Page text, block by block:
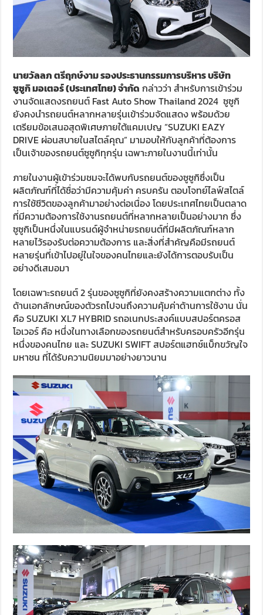
นายวัลลภ ตรีฤกษ์งาม รองประธานกรรมการบริหาร บริษัท
ซูซูกิ มอเตอร์ (ประเทศไทย) จำกัด กล่าวว่า สำหรับการเข้าร่วม
งานจัดแสดงรถยนต์ Fast Auto Show Thailand 2024 ซูซูกิ
ยังคงนำรถยนต์หลากหลายรุ่นเข้าร่วมจัดแสดง พร้อมด้วย
เตรียมข้อเสนอสุดพิเศษภายใต้แคมเปญ “SUZUKI EAZY
DRIVE ผ่อนสบายในสไตล์คุณ” มามอบให้กับลูกค้าที่ต้องการ
เป็นเจ้าของรถยนต์ซูซูกิทุกรุ่น เฉพาะภายในงานนี้เท่านั้น
ภายในงานผู้เข้าร่วมชมจะได้พบกับรถยนต์ของซูซูกิซึ่งเป็น
ผลิตภัณฑ์ที่ได้ชื่อว่ามีความคุ้มค่า ครบครัน ตอบโจทย์ไลฟ์สไตล์
การใช้ชีวิตของลูกค้ามาอย่างต่อเนื่อง โดยประเทศไทยเป็นตลาด
ที่มีความต้องการใช้งานรถยนต์ที่หลากหลายเป็นอย่างมาก ซึ่ง
ซูซูกิเป็นหนึ่งในแบรนด์ผู้จำหน่ายรถยนต์ที่มีผลิตภัณฑ์หลาก
หลายไว้รองรับต่อความต้องการ และสิ่งที่สำคัญคือมีรถยนต์
หลายรุ่นที่เข้าไปอยู่ในใจของคนไทยและยังได้การตอบรับเป็น
อย่างดีเสมอมา
โดยเฉพาะรถยนต์ 2 รุ่นของซูซูกิที่ยังคงสร้างความแตกต่าง ทั้ง
ด้านเอกลักษณ์ของตัวรถไปจนถึงความคุ้มค่าด้านการใช้งาน นั่น
คือ SUZUKI XL7 HYBRID รถอเนกประสงค์แบบสปอร์ตครอส
โอเวอร์ คือ หนึ่งในทางเลือกของรถยนต์สำหรับครอบครัวอีกรุ่น
หนึ่งของคนไทย และ SUZUKI SWIFT สปอร์ตแฮทช์แบ็กขวัญใจ
มหาชน ที่ได้รับความนิยมมาอย่างยาวนาน